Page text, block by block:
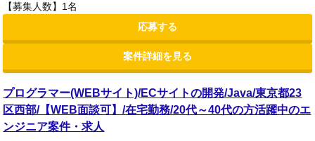
【募集人数】1名
応募する
案件詳細を見る
プログラマー(WEBサイト)/ECサイトの開発/Java/東京都23
区西部/【WEB面談可】/在宅勤務/20代～40代の方活躍中のエ
ンジニア案件・求人